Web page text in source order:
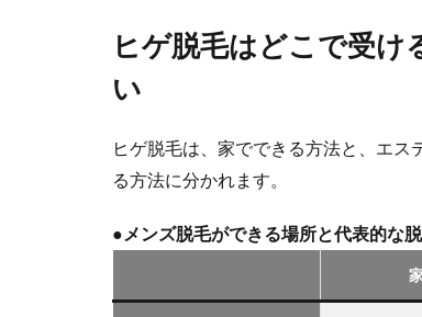
ヒゲ脱毛はどこで受
い
ヒゲ脱毛は、家でできる方法と、エ
る方法に分かれます。
● メンズ脱毛ができる場所と代表的な